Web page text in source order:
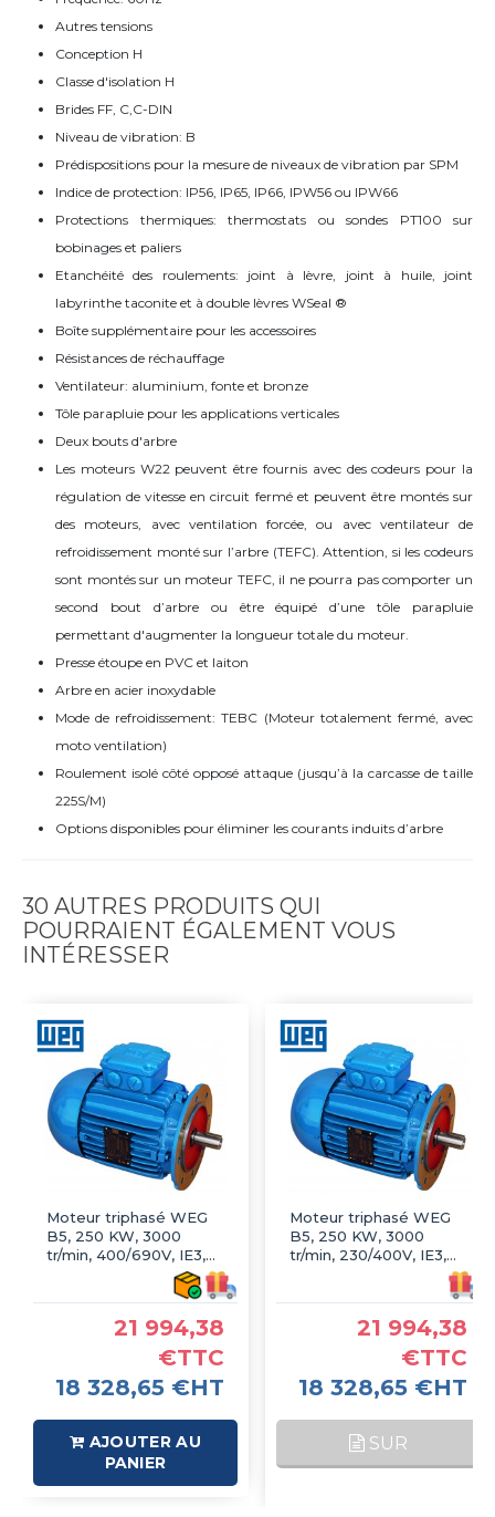
Autres tensions
Conception H
Classe d'isolation H
Brides FF, C,C-DIN
Niveau de vibration: B
Prédispositions pour la mesure de niveaux de vibration par SPM
Indice de protection: IP56, IP65, IP66, IPW56 ou IPW66
Protections thermiques: thermostats ou sondes PT100 sur
bobinages et paliers
Etanchéité des roulements: joint à lèvre, joint à huile, joint
labyrinthe taconite et à double lèvres WSeal ®
Boîte supplémentaire pour les accessoires
Résistances de réchauffage
Ventilateur: aluminium, fonte et bronze
Tôle parapluie pour les applications verticales
Deux bouts d'arbre
Les moteurs W22 peuvent être fournis avec des codeurs pour la
régulation de vitesse en circuit fermé et peuvent être montés sur
des moteurs, avec ventilation forcée, ou avec ventilateur de
refroidissement monté sur l’arbre (TEFC). Attention, si les codeurs
sont montés sur un moteur TEFC, il ne pourra pas comporter un
second bout d’arbre ou être équipé d’une tôle parapluie
permettant d'augmenter la longueur totale du moteur.
Presse étoupe en PVC et laiton
Arbre en acier inoxydable
Mode de refroidissement: TEBC (Moteur totalement fermé, avec
moto ventilation)
Roulement isolé côté opposé attaque (jusqu’à la carcasse de taille
225S/M)
Options disponibles pour éliminer les courants induits d’arbre
30 AUTRES PRODUITS QUI
POURRAIENT ÉGALEMENT VOUS
INTÉRESSER
Moteur triphasé WEG
B5, 250 KW, 3000
tr/min, 400/690V, IE3,
21 994,38
€TTC
18 328,65 €HT
AJOUTER AU
PANIER
Moteur triphasé WEG
B5, 250 KW, 3000
tr/min, 230/400V, IE3,
21 994,38
€TTC
18 328,65 €HT
SUR